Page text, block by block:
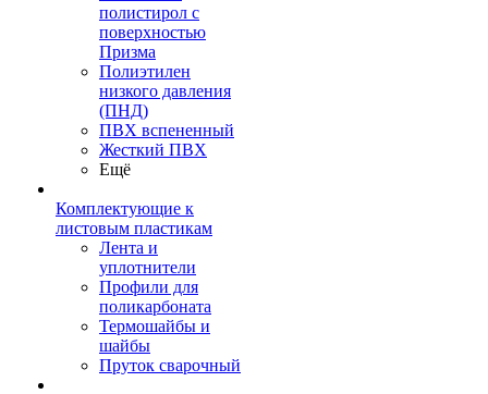
полистирол с
поверхностью
Призма
Полиэтилен
низкого давления
(ПНД)
ПВХ вспененный
Жесткий ПВХ
Ещё
Комплектующие к
листовым пластикам
Лента и
уплотнители
Профили для
поликарбоната
Термошайбы и
шайбы
Пруток сварочный